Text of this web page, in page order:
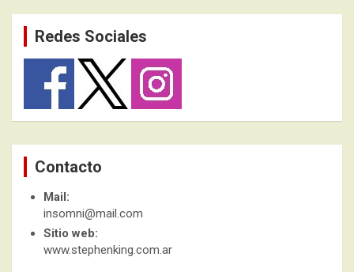
Redes Sociales
Contacto
Mail:
insomni@mail.com
Sitio web:
www.stephenking.com.ar